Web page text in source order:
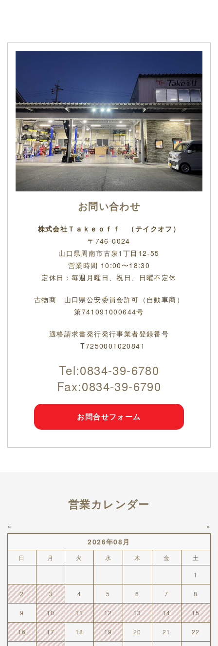
お問い合わせ
株式会社Ｔａｋｅｏｆｆ （テイクオフ）
〒746-0024
山口県周南市古泉1丁目12-55
営業時間 10:00〜18:30
定休日：毎週月曜日、祝日、日曜不定休
古物商 山口県公安委員会許可（自動車商）
第741091000644号
適格請求書発行発行事業者登録番号
T7250001020841
Tel:0834-39-6780
Fax:0834-39-6790
お問合せフォーム
営業カレンダー
«
»
2026年08月
日 月 火 水 木 金 土
1
2 3 4 5 6 7 8
9 10 11 12 13 14 15
16 17 18 19 20 21 22